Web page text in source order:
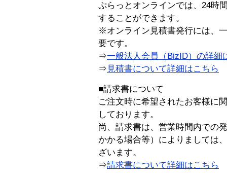
ぷらっとオンラインでは、24時
することができます。
※オンライン見積書発行には、
要です。
⇒一般法人会員（BizID）の詳細
⇒ 見積書について詳細はこちら
■請求書について
ご注文時に希望されたお客様に
しております。
尚、請求書は、営業時間内での
かかる場合等）によりましては
ざいます。
⇒請求書について詳細はこちら